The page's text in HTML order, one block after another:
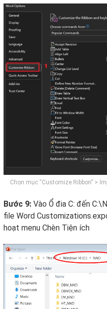
Chọn mục “Customize Ribbon” >
Bước 9: Vào Ổ đia C: đến
file Word
hoạt menu Chèn Tiện ích